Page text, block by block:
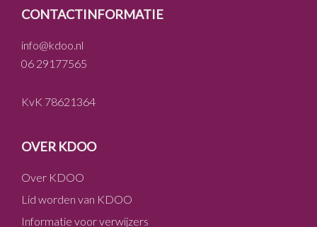
FOOTER
CONTACTINFORMATIE
info@kdoo.nl
06 29177565
KvK 78621364
OVER KDOO
Over KDOO
Lid worden van KDOO
Informatie voor verwijzers